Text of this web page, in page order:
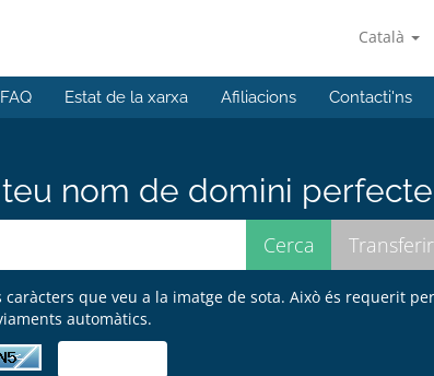
Català
Estat de la xarxa Afiliacions Contacti'ns
nom de domini
que veu a la imatge de sota. Això és requerit per
automàtics.